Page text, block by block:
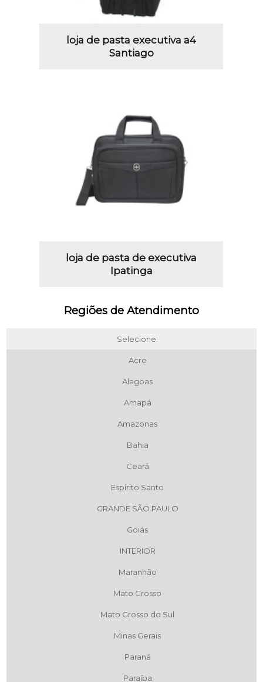
loja de pasta executiva a4
Santiago
loja de pasta de executiva
Ipatinga
Regiões de Atendimento
Selecione:
Acre
Alagoas
Amapá
Amazonas
Bahia
Ceará
Espírito Santo
GRANDE SÃO PAULO
Goiás
INTERIOR
Maranhão
Mato Grosso
Mato Grosso do Sul
Minas Gerais
Paraná
Paraíba